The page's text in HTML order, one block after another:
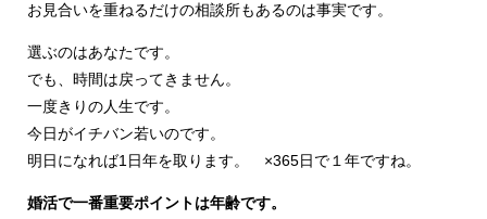
お見合いを重ねるだけの相談所もあるのは事実です。
選ぶのはあなたです。
でも、時間は戻ってきません。
一度きりの人生です。
今日がイチバン若いのです。
明日になれば1日年を取ります。 ×365日で１年ですね。
婚活で一番重要ポイントは年齢です。